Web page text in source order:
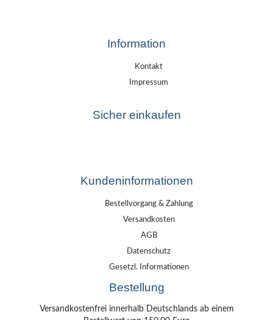
Information
Kontakt
Impressum
Sicher einkaufen
Kundeninformationen
Bestellvorgang & Zahlung
Versandkosten
AGB
Datenschutz
Gesetzl. Informationen
Bestellung
Versandkostenfrei innerhalb Deutschlands ab einem